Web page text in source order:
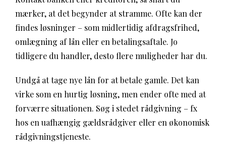
mærker, at det begynder at stramme. Ofte kan der
findes løsninger – som midlertidig afdragsfrihed,
omlægning af lån eller en betalingsaftale. Jo
tidligere du handler, desto flere muligheder har du.
Undgå at tage nye lån for at betale gamle. Det kan
virke som en hurtig løsning, men ender ofte med at
forværre situationen. Søg i stedet rådgivning – fx
hos en uafhængig gældsrådgiver eller en økonomisk
rådgivningstjeneste.